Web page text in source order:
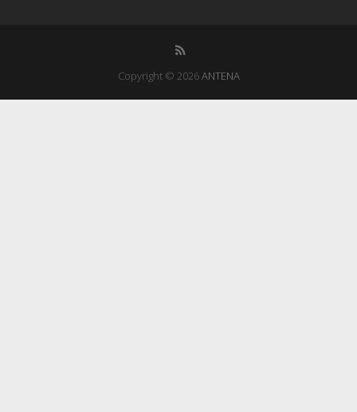
Copyright © 2026ANTENA